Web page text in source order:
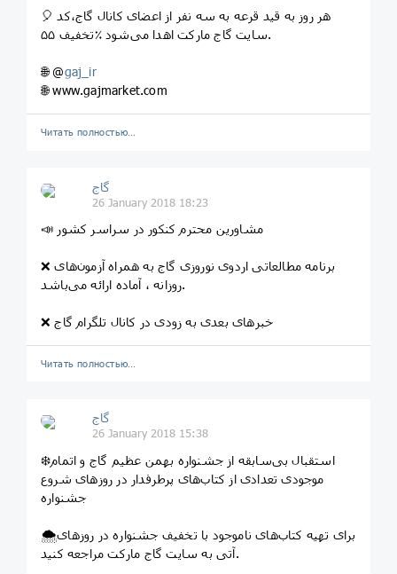
🎈 هر روز به قید قرعه به سه نفر از اعضای کانال گاج،کد
تخفیف ۵۵‎٪ سایت گاج مارکت اهدا می‌شود.
🌐 @gaj_ir
🌐 www.gajmarket.com
Читать полностью…
گاج
26 January 2018 18:23
📣 مشاورین محترم کنکور در سراسر کشور
❌ برنامه مطالعاتی اردوی نوروزی گاج به همراه آزمون‌های
روزانه ، آماده ارائه می‌باشد.
❌ خبرهای بعدی به زودی در کانال تلگرام گاج
Читать полностью…
گاج
26 January 2018 15:38
❄️استقبال بی‌سابقه از جشنواره بهمن عظیم گاج و اتمام
موجودی تعدادی از کتاب‌های پرطرفدار در روزهای شروع
جشنواره
🌨برای تهیه کتاب‌های ناموجود با تخفیف جشنواره در روزهای
آتی به سایت گاج مارکت مراجعه کنید.